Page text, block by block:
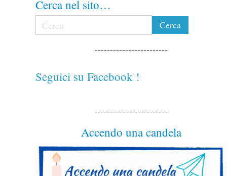
Cerca nel sito…
------------------------
Seguici su Facebook !
------------------------
Accendo una candela